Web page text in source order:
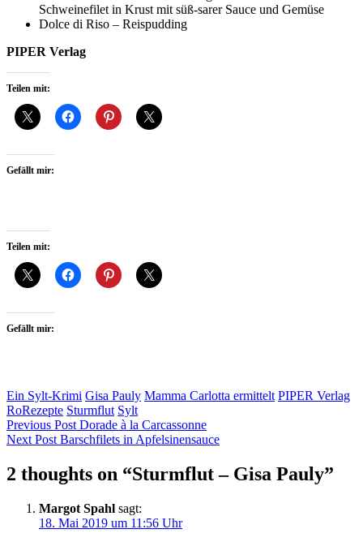
Schweinefilet in Krust mit süß-sarer Sauce und Gemüse
Dolce di Riso – Reispudding
PIPER Verlag
Teilen mit:
Gefällt mir:
Teilen mit:
Gefällt mir:
Ein Sylt-Krimi Gisa Pauly Mamma Carlotta ermittelt PIPER Verlag
RoRezepte Sturmflut Sylt
Beitragsnavigation
Previous Post Dorade à la Carcassonne
Next Post Barschfilets in Apfelsinensauce
2 thoughts on “Sturmflut – Gisa Pauly”
Margot Spahl sagt:
18. Mai 2019 um 11:56 Uhr